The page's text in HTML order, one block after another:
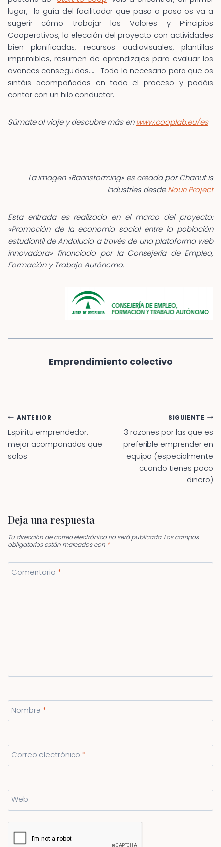
lugar, la guía del facilitador que paso a paso os va a
sugerir cómo trabajar los Valores y Principios
Cooperativos, la elección del proyecto con actividades
bien planificadas, recursos audiovisuales, plantillas
imprimibles, resumen de aprendizajes para evaluar los
avances conseguidos…. Todo lo necesario para que os
sintáis acompañados en todo el proceso y podáis
contar con un hilo conductor.
Súmate al viaje y descubre más en www.cooplab.eu/es
La imagen «Barinstorming» es creada por Chanut is
Industries desdeNoun Project
Esta entrada es realizada en el marco del proyecto:
«Promoción de la economía social entre la población
estudiantil de Andalucía a través de una plataforma web
innovadora» financiado por la Consejería de Empleo,
Formación y Trabajo Autónomo.
Emprendimiento colectivo
Navegación
de
entradas
ANTERIOR
Espíritu emprendedor:
mejor acompañados que
solos
SIGUIENTE
3 razones por las que es
preferible emprender en
equipo (especialmente
cuando tienes poco
dinero)
Deja una respuesta
Tu dirección de correo electrónico no será publicada. Los campos
obligatorios están marcados con *
Comentario *
Nombre *
Correo electrónico *
Web